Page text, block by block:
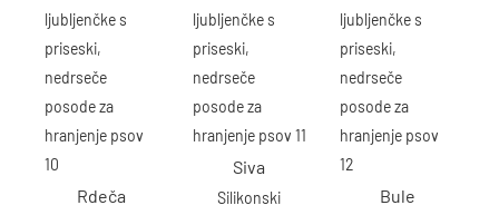
Rdeča
Siva
Silikonski
Bule